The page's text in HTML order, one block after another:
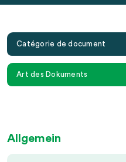
Catégorie de document
Art des Dokuments
Allgemein